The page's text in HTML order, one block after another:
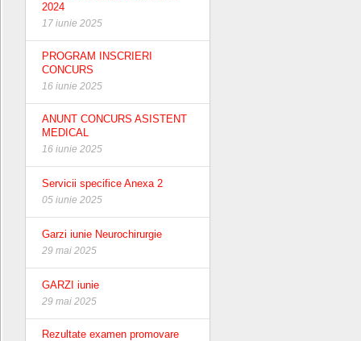
2024
17 iunie 2025
PROGRAM INSCRIERI
CONCURS
16 iunie 2025
ANUNT CONCURS ASISTENT
MEDICAL
16 iunie 2025
Servicii specifice Anexa 2
05 iunie 2025
Garzi iunie Neurochirurgie
29 mai 2025
GARZI iunie
29 mai 2025
Rezultate examen promovare